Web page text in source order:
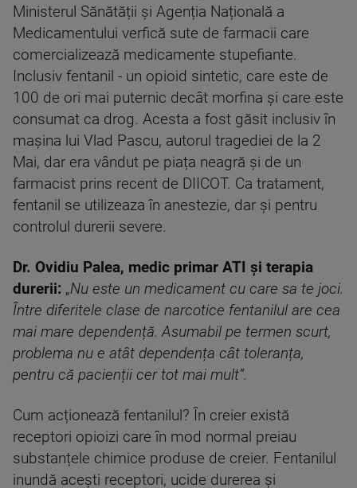
Ministerul Sănătății și Agenția Națională a
Medicamentului verfică sute de farmacii care
comercializează medicamente stupefiante.
Inclusiv fentanil - un opioid sintetic, care este de
100 de ori mai puternic decât morfina și care este
consumat ca drog. Acesta a fost găsit inclusiv în
mașina lui Vlad Pascu, autorul tragediei de la 2
Mai, dar era vândut pe piața neagră și de un
farmacist prins recent de DIICOT. Ca tratament,
fentanil se utilizeaza în anestezie, dar și pentru
controlul durerii severe.
Dr. Ovidiu Palea, medic primar ATI și terapia
durerii: „Nu este un medicament cu care sa te joci.
Între diferitele clase de narcotice fentanilul are cea
mai mare dependență. Asumabil pe termen scurt,
problema nu e atât dependența cât toleranța,
pentru că pacienții cer tot mai mult”.
Cum acționează fentanilul? În creier există
receptori opioizi care în mod normal preiau
substanțele chimice produse de creier. Fentanilul
inundă acești receptori, ucide durerea și